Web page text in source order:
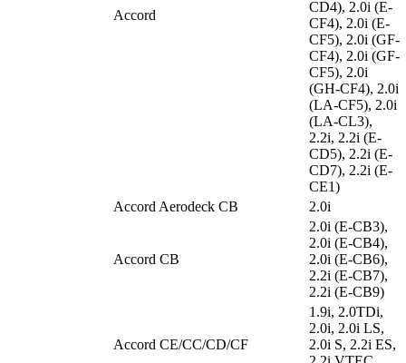
Accord
CD4), 2.0i (E-
CF4), 2.0i (E-
CF5), 2.0i (GF-
CF4), 2.0i (GF-
CF5), 2.0i
(GH-CF4), 2.0i
(LA-CF5), 2.0i
(LA-CL3),
2.2i, 2.2i (E-
CD5), 2.2i (E-
CD7), 2.2i (E-
CE1)
Accord Aerodeck CB
2.0i
Accord CB
2.0i (E-CB3),
2.0i (E-CB4),
2.0i (E-CB6),
2.2i (E-CB7),
2.2i (E-CB9)
Accord CE/CC/CD/CF
1.9i, 2.0TDi,
2.0i, 2.0i LS,
2.0i S, 2.2i ES,